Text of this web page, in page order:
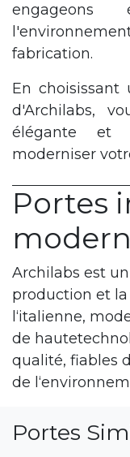
engageons
fabrication.
En choisissant
d'Archilabs,
élégante et
moderniser
Portes
Archilabs est
production et
l‘italienne,
de
qualité, fiables
de
Portes